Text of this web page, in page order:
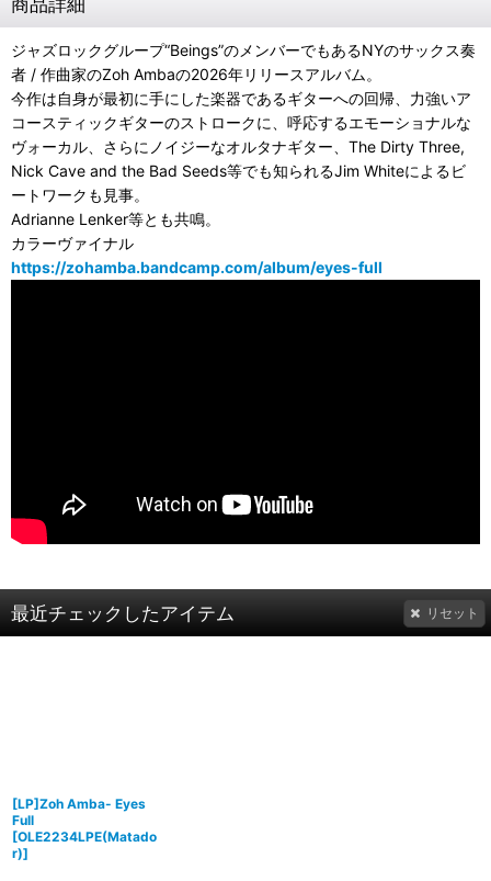
ジャズロックグループ“Beings”のメンバーでもあるNYのサックス奏
者 / 作曲家のZoh Ambaの2026年リリースアルバム。
今作は自身が最初に手にした楽器であるギターへの回帰、力強いア
コースティックギターのストロークに、呼応するエモーショナルな
ヴォーカル、さらにノイジーなオルタナギター、The Dirty Three,
Nick Cave and the Bad Seeds等でも知られるJim Whiteによるビ
ートワークも見事。
Adrianne Lenker等とも共鳴。
カラーヴァイナル
https://zohamba.bandcamp.com/album/eyes-full
最近チェックしたアイテム リセット
[LP]Zoh Amba- Eyes
Full
[OLE2234LPE(Matado
r)]